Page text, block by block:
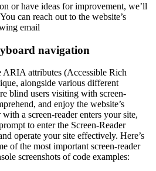
or have ideas for improvement, we’ll
can reach out to the website’s
email
navigation
ARIA attributes (Accessible Rich
alongside various different
blind users visiting with screen-
and enjoy the website’s
a screen-reader enters your site,
to enter the Screen-Reader
operate your site effectively. Here’s
of the most important screen-reader
screenshots of code examples: